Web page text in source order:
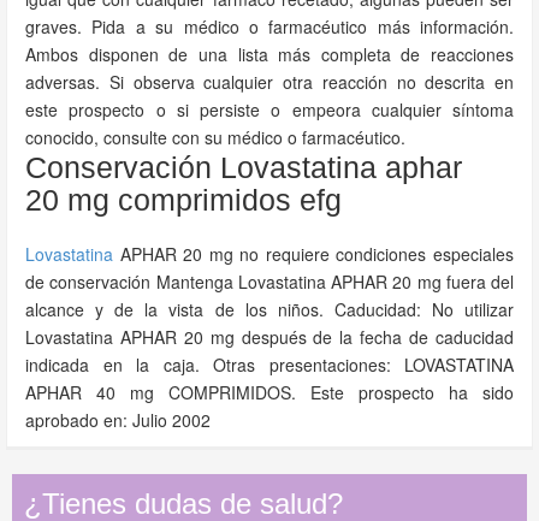
graves. Pida a su médico o farmacéutico más información.
Ambos disponen de una lista más completa de reacciones
adversas. Si observa cualquier otra reacción no descrita en
este prospecto o si persiste o empeora cualquier síntoma
conocido, consulte con su médico o farmacéutico.
Conservación Lovastatina aphar
20 mg comprimidos efg
Lovastatina APHAR 20 mg no requiere condiciones especiales
de conservación Mantenga Lovastatina APHAR 20 mg fuera del
alcance y de la vista de los niños. Caducidad: No utilizar
Lovastatina APHAR 20 mg después de la fecha de caducidad
indicada en la caja. Otras presentaciones: LOVASTATINA
APHAR 40 mg COMPRIMIDOS. Este prospecto ha sido
aprobado en: Julio 2002
¿Tienes dudas de salud?